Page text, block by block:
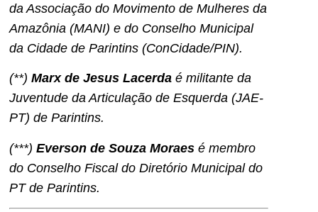
da Associação do Movimento de Mulheres da
Amazônia (MANI) e do Conselho Municipal
da Cidade de Parintins (ConCidade/PIN).
(**) Marx de Jesus Lacerda é militante da
Juventude da Articulação de Esquerda (JAE-
PT) de Parintins.
(***) Everson de Souza Moraes é membro
do Conselho Fiscal do Diretório Municipal do
PT de Parintins.